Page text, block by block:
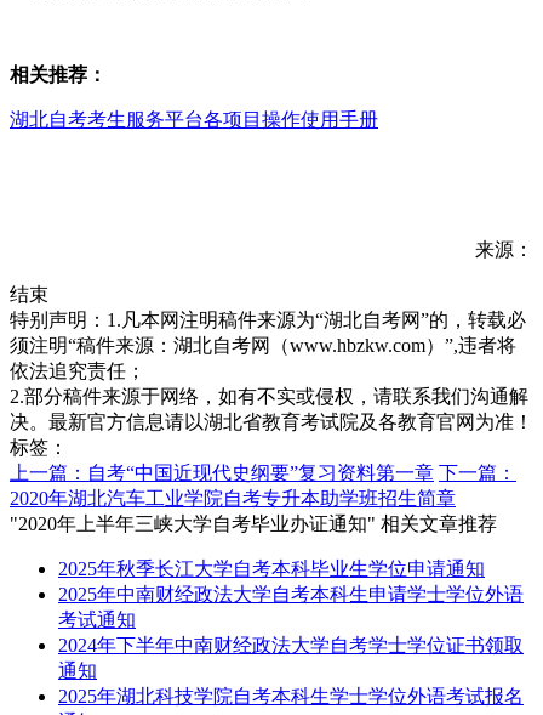
相关推荐：
湖北自考考生服务平台各项目操作使用手册
来源：
结束
特别声明：1.凡本网注明稿件来源为“湖北自考网”的，转载必
须注明“稿件来源：湖北自考网（www.hbzkw.com）”,违者将
依法追究责任；
2.部分稿件来源于网络，如有不实或侵权，请联系我们沟通解
决。最新官方信息请以湖北省教育考试院及各教育官网为准！
标签：
上一篇：自考“中国近现代史纲要”复习资料第一章 下一篇：
2020年湖北汽车工业学院自考专升本助学班招生简章
"2020年上半年三峡大学自考毕业办证通知" 相关文章推荐
2025年秋季长江大学自考本科毕业生学位申请通知
2025年中南财经政法大学自考本科生申请学士学位外语
考试通知
2024年下半年中南财经政法大学自考学士学位证书领取
通知
2025年湖北科技学院自考本科生学士学位外语考试报名